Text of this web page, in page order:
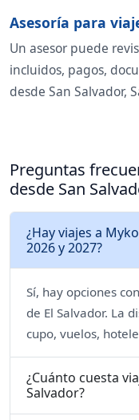
Asesoría para
Un asesor puede
incluidos, pagos,
desde San Salvador,
Preguntas
desde San
¿Hay viajes a
2026 y 2027?
Sí, hay opciones
de El Salvador. La
cupo, vuelos,
¿Cuánto cuesta
Salvador?